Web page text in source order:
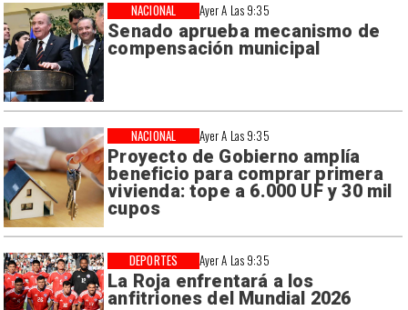
Ayer A Las 9:35
Senado aprueba mecanismo de
compensación municipal
NACIONAL
Ayer A Las 9:35
Proyecto de Gobierno amplía
beneficio para comprar primera
vivienda: tope a 6.000 UF y 30 mil
cupos
NACIONAL
Ayer A Las 9:35
La Roja enfrentará a los
anfitriones del Mundial 2026
DEPORTES